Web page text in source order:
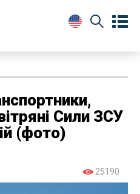
Сили ЗСУ
(фото)
25190